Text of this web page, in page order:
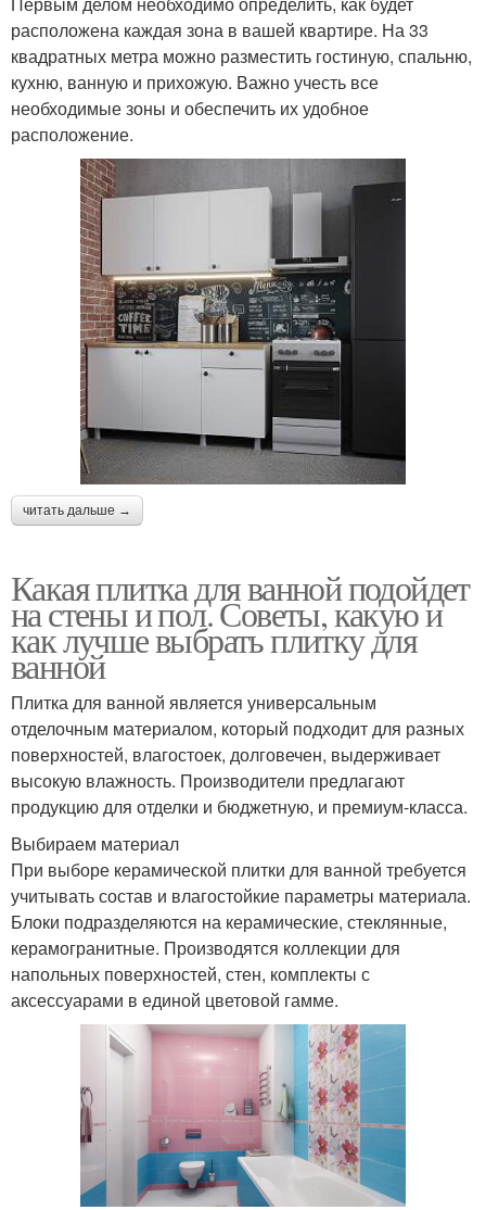
расположена каждая зона в вашей квартире. На 33
квадратных метра можно разместить гостиную, спальню,
кухню, ванную и прихожую. Важно учесть все
необходимые зоны и обеспечить их удобное
расположение.
читать дальше →
Какая плитка для ванной подойдет
на стены и пол. Советы, какую и
как лучше выбрать плитку для
ванной
Плитка для ванной является универсальным
отделочным материалом, который подходит для разных
поверхностей, влагостоек, долговечен, выдерживает
высокую влажность. Производители предлагают
продукцию для отделки и бюджетную, и премиум-класса.
Выбираем материал
При выборе керамической плитки для ванной требуется
учитывать состав и влагостойкие параметры материала.
Блоки подразделяются на керамические, стеклянные,
керамогранитные. Производятся коллекции для
напольных поверхностей, стен, комплекты с
аксессуарами в единой цветовой гамме.